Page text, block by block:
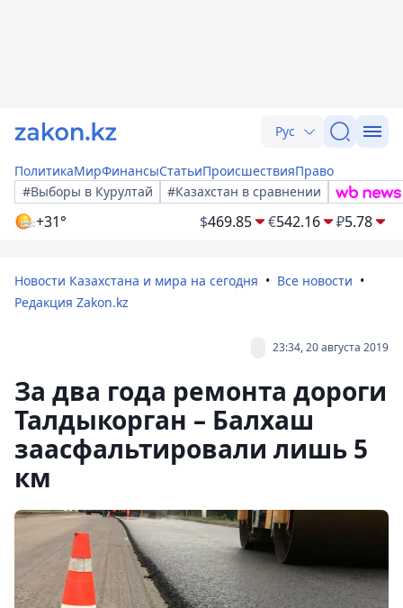
Рус
ПолитикаМирФинансыСтатьиПроисшествияПраво
#Выборы в Курултай
#Казахстан в сравнении
+31° $469.85 €542.16 ₽5.78
Новости Казахстана и мира на сегодня
Все новости
Редакция Zakon.kz
23:34, 20 августа 2019
За два года ремонта дороги
Талдыкорган – Балхаш
заасфальтировали лишь 5
км